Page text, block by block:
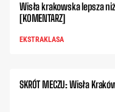
Wisła krakowska lepsza
[KOMENTARZ]
EKSTRAKLASA
SKRÓT MECZU: Wisła